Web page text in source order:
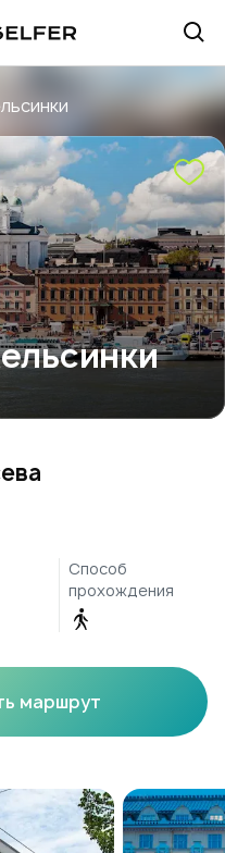
Способ
прохождения
маршрут